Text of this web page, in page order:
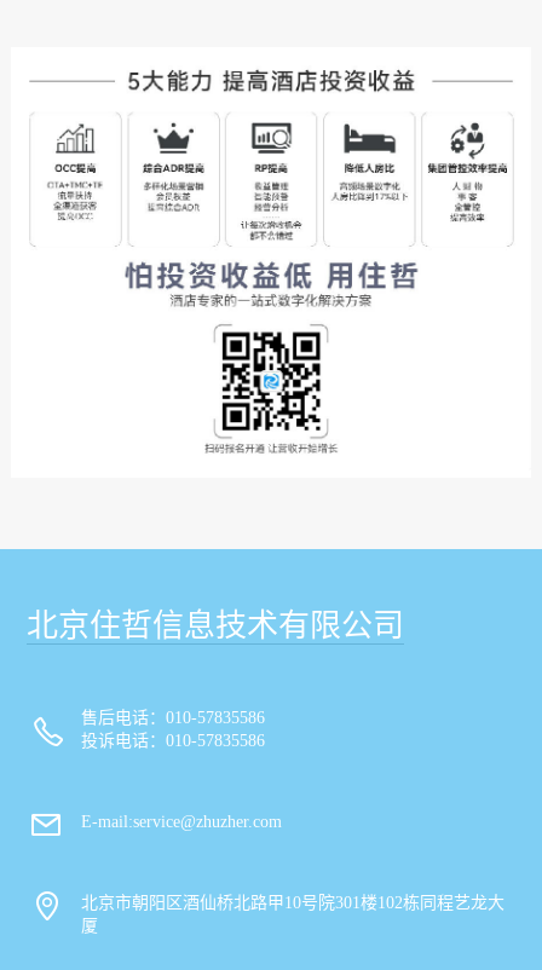
北京住哲信息技术有限公司
售后电话：010-57835586
投诉电话：010-57835586
E-mail:service@zhuzher.com
北京市朝阳区酒仙桥北路甲10号院301楼102栋同程艺龙大
厦